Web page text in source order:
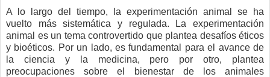
A lo largo del tiempo, la experimentación animal se ha
vuelto más sistemática y regulada. La experimentación
animal es un tema controvertido que plantea desafíos éticos
y bioéticos. Por un lado, es fundamental para el avance de
la ciencia y la medicina, pero por otro, plantea
preocupaciones sobre el bienestar de los animales